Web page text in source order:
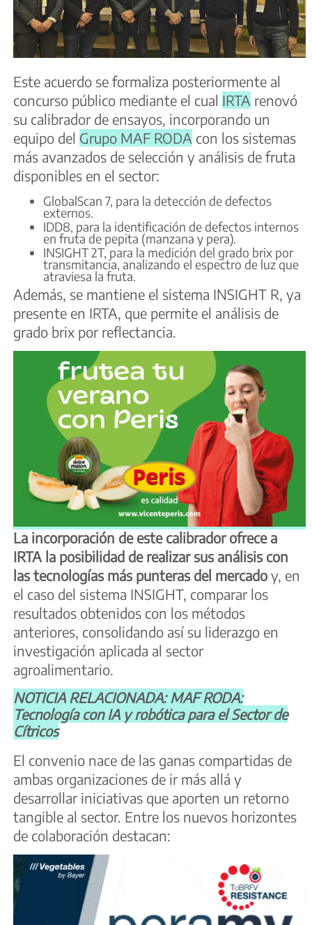
Este acuerdo se formaliza posteriormente al
concurso público mediante el cual IRTA renovó
su calibrador de ensayos, incorporando un
equipo del Grupo MAF RODA con los sistemas
más avanzados de selección y análisis de fruta
disponibles en el sector:
GlobalScan 7, para la detección de defectos
externos.
IDD8, para la identificación de defectos internos
en fruta de pepita (manzana y pera).
INSIGHT 2T, para la medición del grado brix por
transmitancia, analizando el espectro de luz que
atraviesa la fruta.
Además, se mantiene el sistema INSIGHT R, ya
presente en IRTA, que permite el análisis de
grado brix por reflectancia.
La incorporación de este calibrador ofrece a
IRTA la posibilidad de realizar sus análisis con
las tecnologías más punteras del mercado y, en
el caso del sistema INSIGHT, comparar los
resultados obtenidos con los métodos
anteriores, consolidando así su liderazgo en
investigación aplicada al sector
agroalimentario.
NOTICIA RELACIONADA: MAF RODA:
Tecnología con IA y robótica para el Sector de
Cítricos
El convenio nace de las ganas compartidas de
ambas organizaciones de ir más allá y
desarrollar iniciativas que aporten un retorno
tangible al sector. Entre los nuevos horizontes
de colaboración destacan: